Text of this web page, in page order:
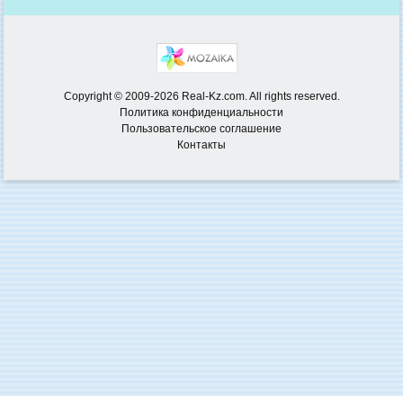
Copyright © 2009-2026 Real-Kz.com. All rights reserved.
Политика конфиденциальности
Пользовательское соглашение
Контакты